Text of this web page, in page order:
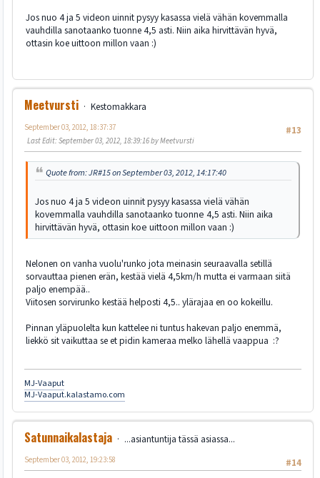
Jos nuo 4 ja 5 videon uinnit pysyy kasassa vielä vähän kovemmalla
vauhdilla sanotaanko tuonne 4,5 asti. Niin aika hirvittävän hyvä,
ottasin koe uittoon millon vaan :)
Meetvursti
Kestomakkara
#13
September 03, 2012, 18:37:37
Last Edit: September 03, 2012, 18:39:16 by Meetvursti
Quote from: JR#15 on September 03, 2012, 14:17:40
Jos nuo 4 ja 5 videon uinnit pysyy kasassa vielä vähän
kovemmalla vauhdilla sanotaanko tuonne 4,5 asti. Niin aika
hirvittävän hyvä, ottasin koe uittoon millon vaan :)
Nelonen on vanha vuolu'runko jota meinasin seuraavalla setillä
sorvauttaa pienen erän, kestää vielä 4,5km/h mutta ei varmaan siitä
paljo enempää..
Viitosen sorvirunko kestää helposti 4,5.. ylärajaa en oo kokeillu.
Pinnan yläpuolelta kun kattelee ni tuntus hakevan paljo enemmä,
liekkö sit vaikuttaa se et pidin kameraa melko lähellä vaappua :?
MJ-Vaaput
MJ-Vaaput.kalastamo.com
Satunnaikalastaja
...asiantuntija tässä asiassa...
#14
September 03, 2012, 19:23:58